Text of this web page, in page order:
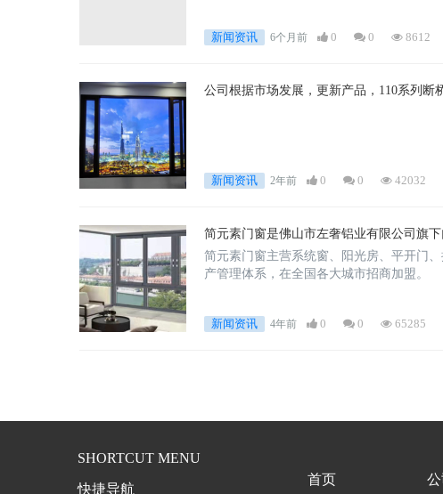
新闻资讯 6个月前 0 0 8612
公司根据市场发展，更新产品，110系列断
新闻资讯 2年前 0 0 42032
简元素门窗是佛山市左奢铝业有限公司旗
简元素门窗主营系统窗、阳光房、平开门
产管理体系，在全国各大城市招商加盟。
新闻资讯 4年前 0 0 65285
首页
SHORTCUT MENU
快捷导航